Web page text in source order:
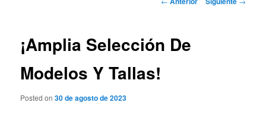
¡Amplia Selección De
Modelos Y Tallas!
Posted on30 de agosto de 2023